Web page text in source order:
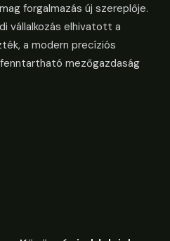
forgalmazás új szereplője.
vállalkozás elhivatott a
a modern precíziós
mezőgazdaság